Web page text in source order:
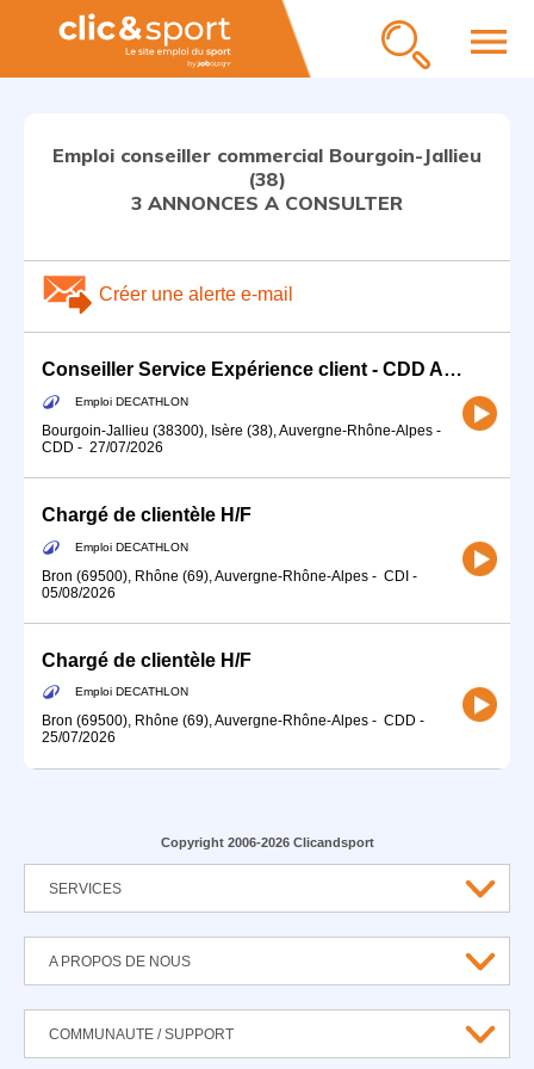
menu
Emploi conseiller commercial Bourgoin-Jallieu
(38)
3 ANNONCES A CONSULTER
Créer une alerte e-mail
Conseiller Service Expérience client - CDD Août et Septembre
Emploi DECATHLON
Bourgoin-Jallieu (38300), Isère (38), Auvergne-Rhône-Alpes -
CDD - 27/07/2026
Chargé de clientèle H/F
Emploi DECATHLON
Bron (69500), Rhône (69), Auvergne-Rhône-Alpes - CDI -
05/08/2026
Chargé de clientèle H/F
Emploi DECATHLON
Bron (69500), Rhône (69), Auvergne-Rhône-Alpes - CDD -
25/07/2026
Copyright 2006-2026 Clicandsport
SERVICES
A PROPOS DE NOUS
COMMUNAUTE / SUPPORT